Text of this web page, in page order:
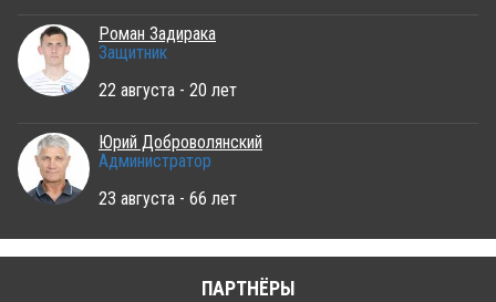
Роман Задирака
Защитник
22 августа - 20 лет
Юрий Доброволянский
Администратор
23 августа - 66 лет
ПАРТНЁРЫ